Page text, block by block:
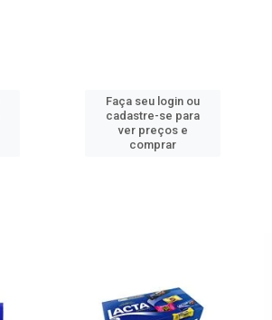
Faça seu login ou
cadastre-se para
ver preços e
comprar